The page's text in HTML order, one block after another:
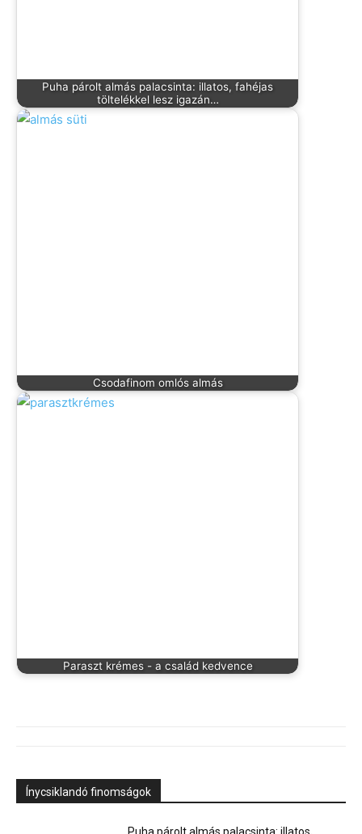
Puha párolt almás palacsinta: illatos, fahéjas
töltelékkel lesz igazán…
Csodafinom omlós almás
Paraszt krémes - a család kedvence
Ínycsiklandó finomságok